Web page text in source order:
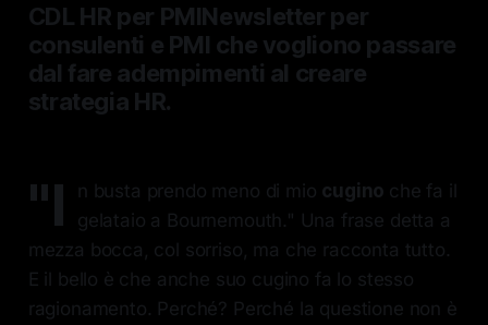
CDL HR per PMINewsletter per
consulenti e PMI che vogliono passare
dal fare adempimenti al creare
strategia HR.
"I n busta prendo meno di mio cugino che fa il
gelataio a Bournemouth." Una frase detta a
mezza bocca, col sorriso, ma che racconta tutto.
E il bello è che anche suo cugino fa lo stesso
ragionamento. Perché? Perché la questione non è